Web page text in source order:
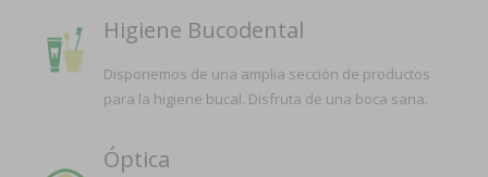
Higiene Bucodental
Disponemos de una amplia sección de productos
para la higiene bucal. Disfruta de una boca sana.
Óptica